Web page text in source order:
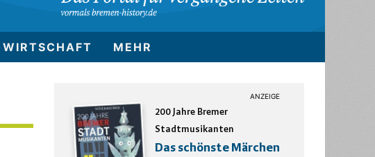
WIRTSCHAFT MEHR
200 Jahre Bremer
Stadtmusikanten
Das schönste Märchen